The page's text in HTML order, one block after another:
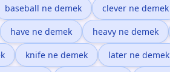
baseball ne demek clever ne demek
have ne demek heavy ne demek
knife ne demek later ne demek